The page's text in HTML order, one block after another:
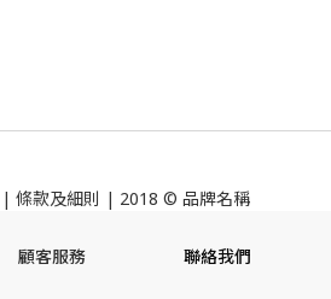
| 條款及細則 | 2018 © 品牌名稱
顧客服務 聯絡我們